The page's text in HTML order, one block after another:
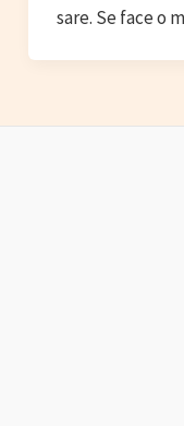
sare. Se face